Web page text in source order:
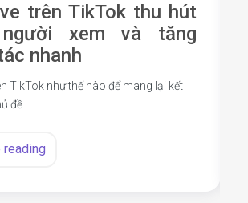
trên TikTok thu hút
xem và tăng
nhanh
TikTok như thế nào để mang lại kết
đề…
reading